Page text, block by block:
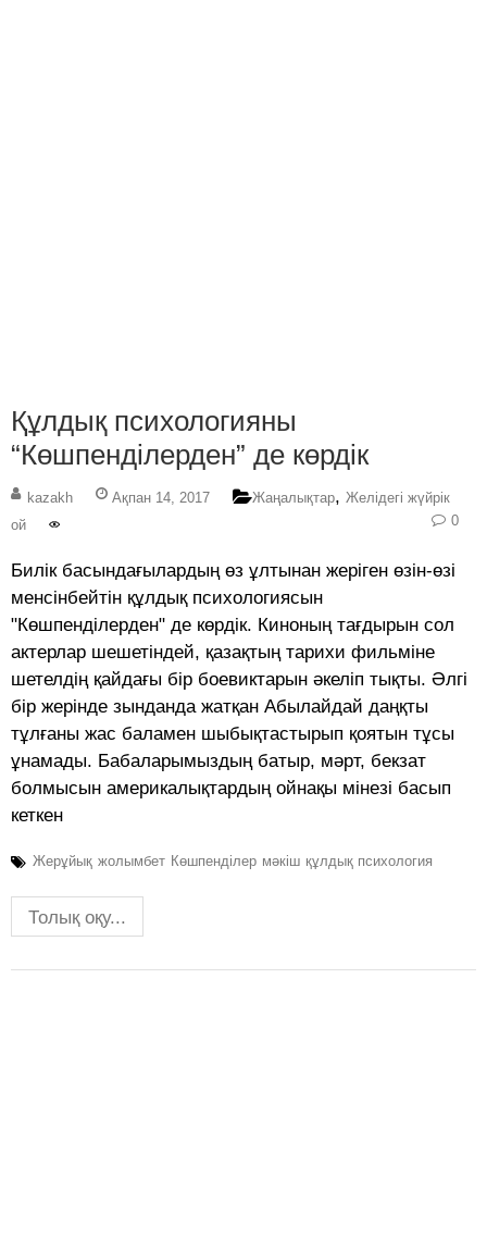
Құлдық психологияны
“Көшпенділерден” де көрдік
kazakh Ақпан 14, 2017 Жаңалықтар, Желідегі жүйрік
ой
0
Билік басындағылардың өз ұлтынан жеріген өзін-өзі
менсінбейтін құлдық психологиясын
"Көшпенділерден" де көрдік. Киноның тағдырын сол
актерлар шешетіндей, қазақтың тарихи фильміне
шетелдің қайдағы бір боевиктарын әкеліп тықты. Әлгі
бір жерінде зынданда жатқан Абылайдай даңқты
тұлғаны жас баламен шыбықтастырып қоятын тұсы
ұнамады. Бабаларымыздың батыр, мәрт, бекзат
болмысын америкалықтардың ойнақы мінезі басып
кеткен
Жерұйық жолымбет Көшпенділер мәкіш құлдық психология
Толық оқу...